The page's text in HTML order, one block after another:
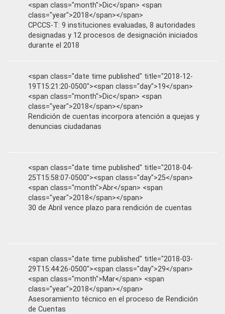
<span class="month">Dic</span> <span
class="year">2018</span></span>
CPCCS-T: 9 instituciones evaluadas, 8 autoridades
designadas y 12 procesos de designación iniciados
durante el 2018
<span class="date time published" title="2018-12-
19T15:21:20-0500"><span class="day">19</span>
<span class="month">Dic</span> <span
class="year">2018</span></span>
Rendición de cuentas incorpora atención a quejas y
denuncias ciudadanas
<span class="date time published" title="2018-04-
25T15:58:07-0500"><span class="day">25</span>
<span class="month">Abr</span> <span
class="year">2018</span></span>
30 de Abril vence plazo para rendición de cuentas
<span class="date time published" title="2018-03-
29T15:44:26-0500"><span class="day">29</span>
<span class="month">Mar</span> <span
class="year">2018</span></span>
Asesoramiento técnico en el proceso de Rendición
de Cuentas